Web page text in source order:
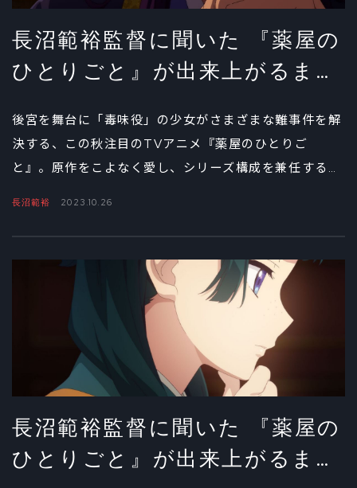
長沼範裕監督に聞いた 『薬屋の
ひとりごと』が出来上がるまで
後宮を舞台に「毒味役」の少女がさまざまな難事件を解
決する、この秋注目のTVアニメ『薬屋のひとりご
と』。原作をこよなく愛し、シリーズ構成を兼任する長
長沼範裕 2023.10.26
長沼範裕監督に聞いた 『薬屋の
ひとりごと』が出来上がるまで